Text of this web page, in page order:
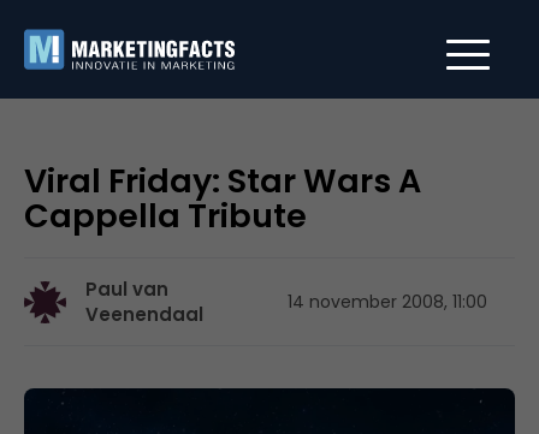
Viral Friday: Star Wars A
Cappella Tribute
Paul van
Veenendaal
14 november 2008, 11:00